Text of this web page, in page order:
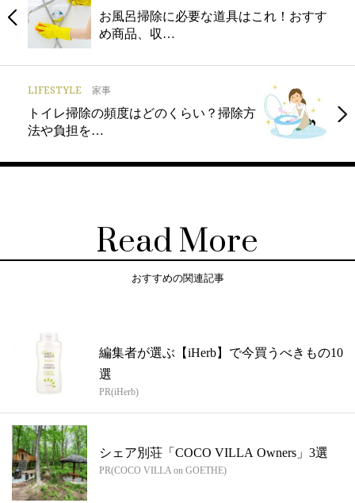
お風呂掃除に必要な道具はこれ！おすす
め商品、収…
LIFESTYLE 家事
トイレ掃除の頻度はどのくらい？掃除方
法や負担を…
Read More
おすすめの関連記事
編集者が選ぶ【iHerb】で今買うべきもの10
選
PR(iHerb)
シェア別荘「COCO VILLA Owners」3選
PR(COCO VILLA on GOETHE)